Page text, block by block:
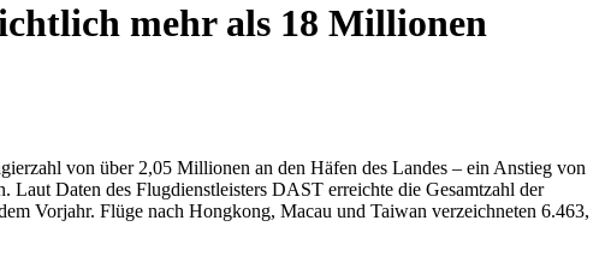
mehr als 18 Millionen
von über 2,05 Millionen an den Häfen des Landes – ein Anstieg von
Daten des Flugdienstleisters DAST erreichte die Gesamtzahl der
Vorjahr. Flüge nach Hongkong, Macau und Taiwan verzeichneten 6.463,